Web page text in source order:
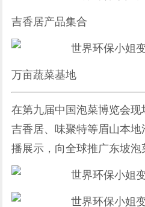
吉香居产品集合
万亩蔬菜基地
在第九届中国泡菜博览会
吉香居、味聚特等眉山本
播展示，向全球推广东坡泡